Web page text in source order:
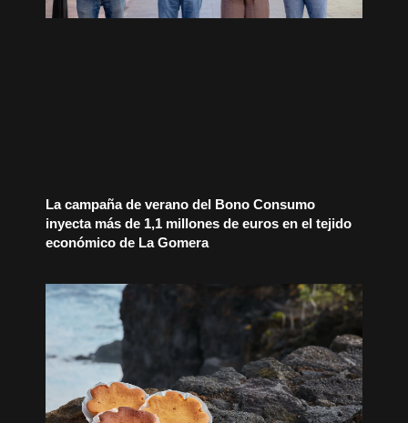
La campaña de verano del Bono Consumo
inyecta más de 1,1 millones de euros en el tejido
económico de La Gomera